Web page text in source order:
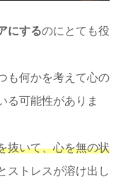
にするのにとても役
も何かを考えて心の
る可能性がありま
抜いて、心を無の状
ストレスが溶け出し